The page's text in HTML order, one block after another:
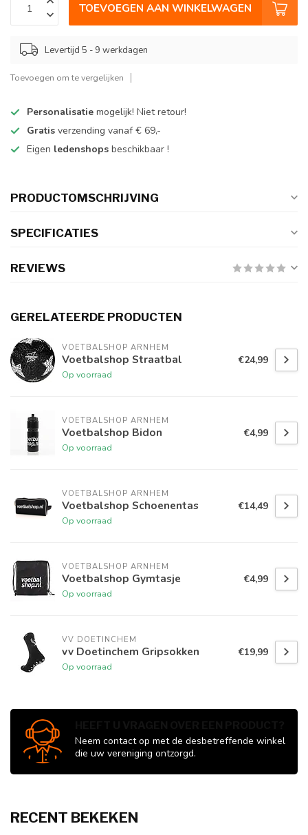
TOEVOEGEN AAN WINKELWAGEN
Levertijd 5 - 9 werkdagen
Toevoegen om te vergelijken
Personalisatie mogelijk! Niet retour!
Gratis verzending vanaf € 69,-
Eigen ledenshops beschikbaar !
PRODUCTOMSCHRIJVING
SPECIFICATIES
REVIEWS
GERELATEERDE PRODUCTEN
VOETBALSHOP ARNHEM
Voetbalshop Straatbal
Op voorraad
€24,99
VOETBALSHOP ARNHEM
Voetbalshop Bidon
Op voorraad
€4,99
VOETBALSHOP ARNHEM
Voetbalshop Schoenentas
Op voorraad
€14,49
VOETBALSHOP ARNHEM
Voetbalshop Gymtasje
Op voorraad
€4,99
VV DOETINCHEM
vv Doetinchem Gripsokken
Op voorraad
€19,99
Neem contact op met de desbetreffende winkel
die uw vereniging ontzorgd.
RECENT BEKEKEN